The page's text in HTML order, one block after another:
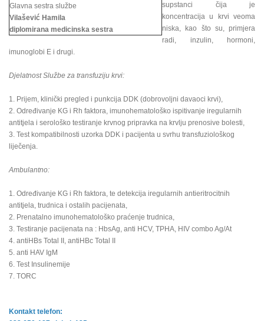
Glavna sestra službe
Vilašević Hamila
diplomirana medicinska sestra
supstanci čija je
koncentracija u krvi veoma
niska, kao što su, primjera
radi, inzulin, hormoni,
imunoglobi E i drugi.
Djelatnost Službe za transfuziju krvi:
1. Prijem, klinički pregled i punkcija DDK (dobrovoljni davaoci krvi),
2. Određivanje KG i Rh faktora, imunohematološko ispitivanje iregularnih
antitjela i serološko testiranje krvnog pripravka na krvlju prenosive bolesti,
3. Test kompatibilnosti uzorka DDK i pacijenta u svrhu transfuziološkog
liječenja.
Ambulantno:
1. Određivanje KG i Rh faktora, te detekcija iregularnih antieritrocitnih
antitjela, trudnica i ostalih pacijenata,
2. Prenatalno imunohematološko praćenje trudnica,
3. Testiranje pacijenata na : HbsAg, anti HCV, TPHA, HIV combo Ag/At
4. antiHBs Total II, antiHBc Total II
5. anti HAV IgM
6. Test Insulinemije
7. TORC
Kontakt telefon: